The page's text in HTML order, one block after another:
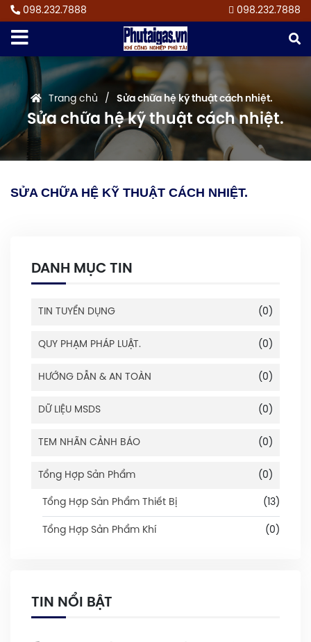
098.232.7888 098.232.7888
Trang chủ Sửa chữa hệ kỹ thuật cách nhiệt.
Sửa chữa hệ kỹ thuật cách nhiệt.
SỬA CHỮA HỆ KỸ THUẬT CÁCH NHIỆT.
DANH MỤC TIN
TIN TUYỂN DỤNG (0)
QUY PHẠM PHÁP LUẬT. (0)
HƯỚNG DẪN & AN TOÀN (0)
DỮ LIỆU MSDS (0)
TEM NHÃN CẢNH BÁO (0)
Tổng Hợp Sản Phẩm (0)
Tổng Hợp Sản Phẩm Thiết Bị (13)
Tổng Hợp Sản Phẩm Khí (0)
TIN NỔI BẬT